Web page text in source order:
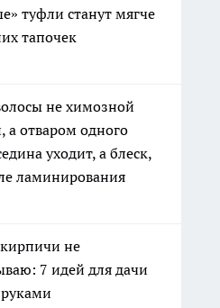
туфли станут мягче
тапочек
не химозной
а отваром одного
уходит, а блеск,
ламинирования
не
7 идей для дачи